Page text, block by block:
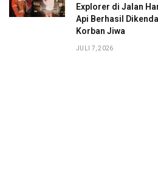
Explorer di Jalan
Api Berhasil
Korban Jiwa
JULI 7, 2026